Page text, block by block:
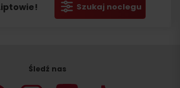
Szukaj noclegu
Śledź nas